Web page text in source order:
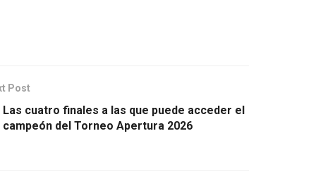
Post
Las cuatro finales a las que puede acceder el
campeón del Torneo Apertura 2026